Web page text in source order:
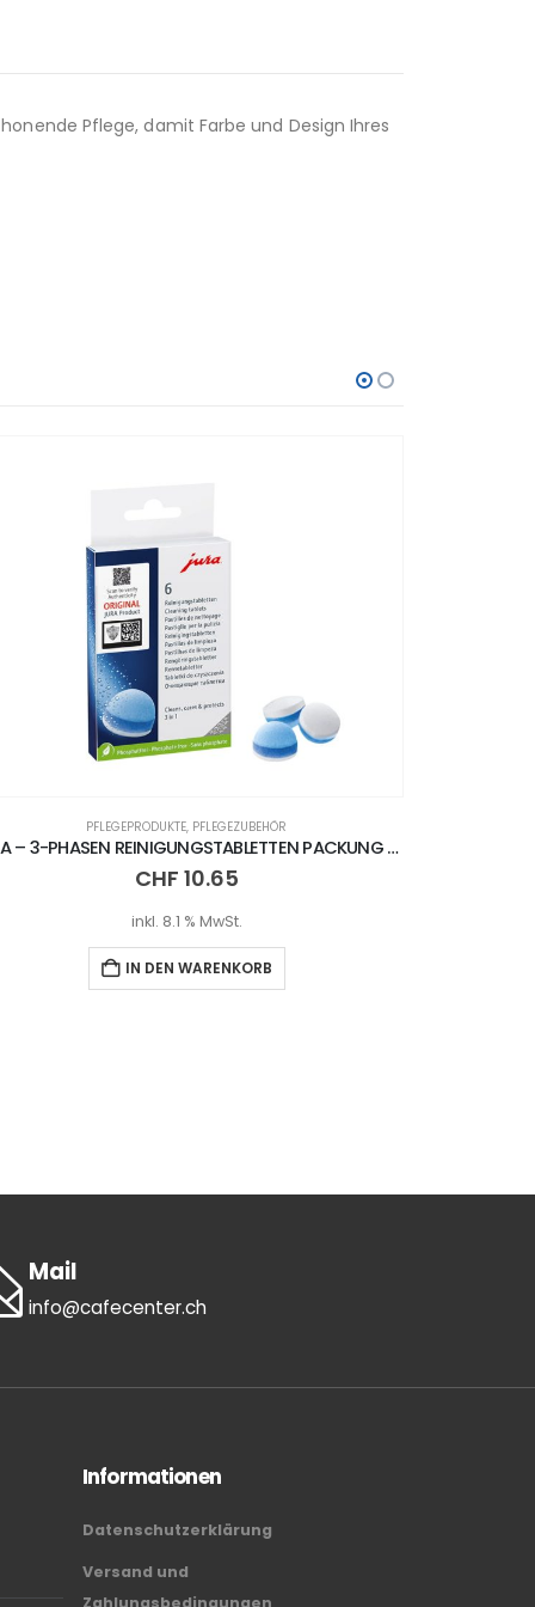
Pflege, damit Farbe und Design Ihres
PFLEGEPRODUKTE,PFLEGEZUBEHÖR
CHF41.65
inkl. 8.1 % MwSt.
IN DEN WARENKORB
Mail
info@cafecenter.ch
Informationen
Datenschutzerklärung
Versand und